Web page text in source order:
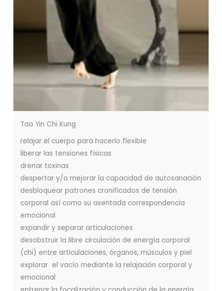
Tao Yin Chi Kung
relajar el cuerpo para hacerlo flexible
liberar las tensiones físicas
drenar toxinas
despertar y/o mejorar la capacidad de autosanación
desbloquear patrones cronificados de tensión
corporal así como su asentada correspondencia
emocional
expandir y separar articulaciones
desobstruir la libre circulación de energía corporal
(chi) entre articulaciones, órganos, músculos y piel
explorar el vacío mediante la relajación corporal y
emocional